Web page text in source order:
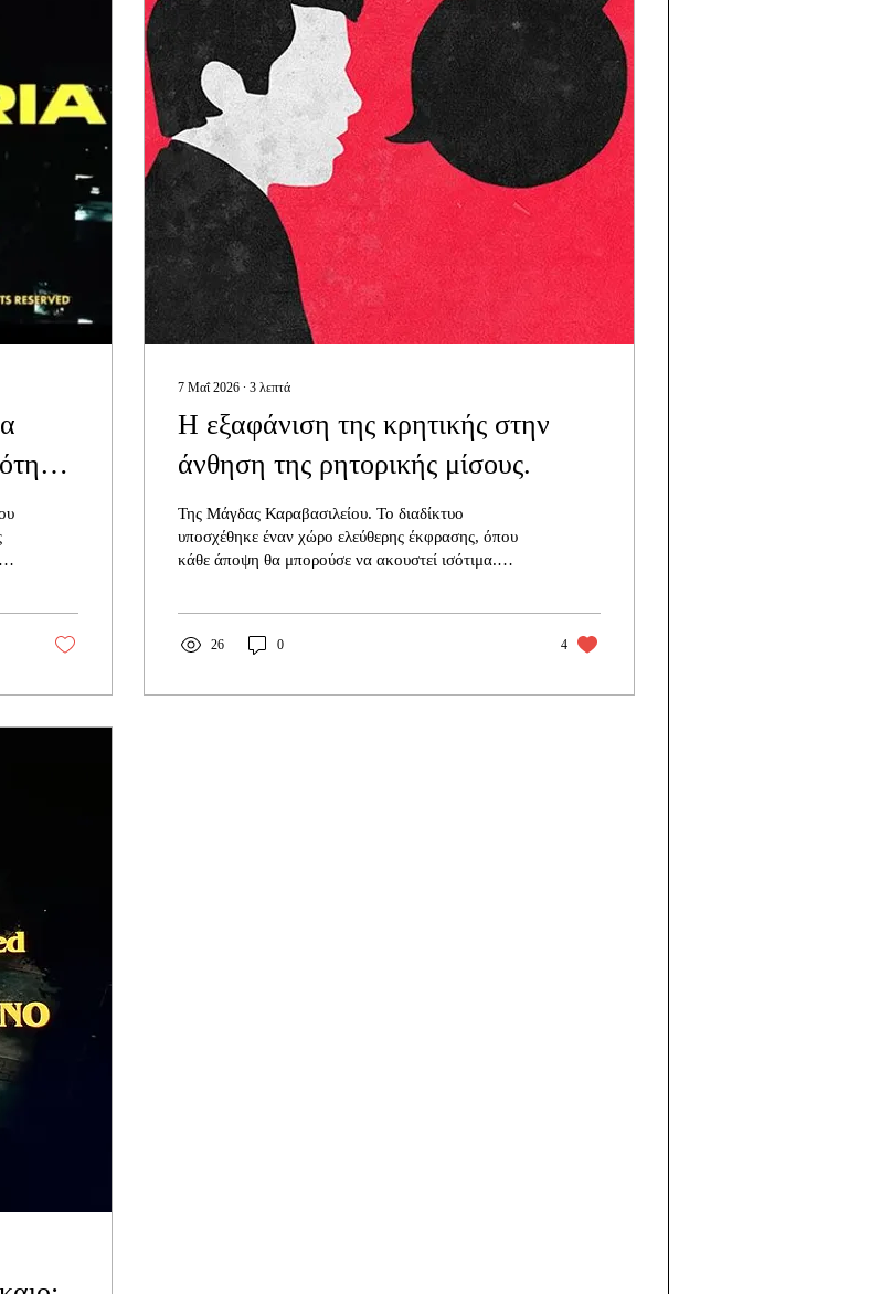
7 Μαΐ 2026 ∙ 3 λεπτά
Η εξαφάνιση της κρητικής στην
άνθηση της ρητορικής μίσους.
Της Μάγδας Καραβασιλείου. Το διαδίκτυο
υποσχέθηκε έναν χώρο ελεύθερης έκφρασης, όπου
κάθε άποψη θα μπορούσε να ακουστεί ισότιμα.
γίνεται ολοένα πιο προσεκτική, ουδέτερη και
πρωτοφανή άνεση. Η αυστηρή, προσωπική και
26 0 4